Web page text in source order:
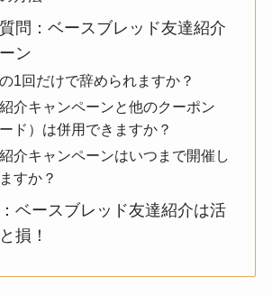
問：ベースブレッド友達紹介
ン
1回だけで辞められますか？
介キャンペーンと他のクーポン
ード）は併用できますか？
介キャンペーンはいつまで開催し
すか？
ベースブレッド友達紹介は活
損！